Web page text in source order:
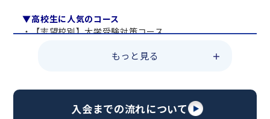
▼高校生に人気のコース
・【志望校別】大学受験対策コース
・総合型選抜直前対策コース
もっと見る
入会までの流れについて